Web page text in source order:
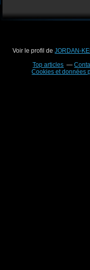
Voir le profil deJORDAN-
Top articles
Cookies et données